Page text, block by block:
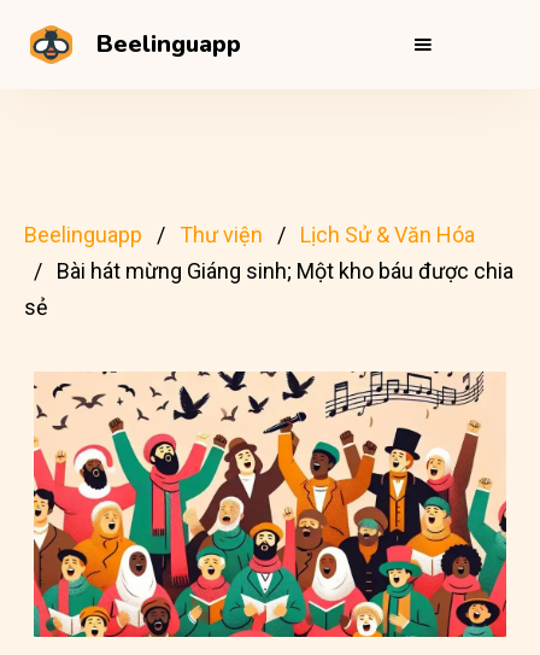
Beelinguapp
Beelinguapp Thư viện
Lịch Sử & Văn Hóa
Bài hát mừng Giáng sinh; Một kho báu được chia
sẻ